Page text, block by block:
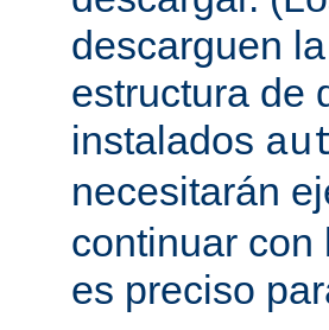
descarguen
estructura de
instalados
necesitarán
continuar con
es preciso